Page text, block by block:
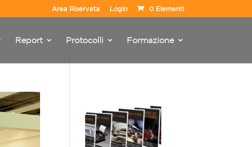
Area Riservata Login 0 Elementi
Report Protocolli Formazione